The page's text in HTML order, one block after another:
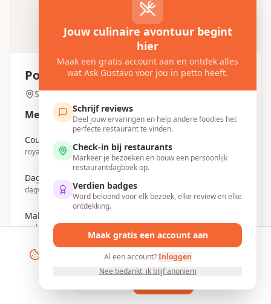
Pot Au Feu Aarschot
Schaluin 68, 3200 Aarschot, Belgium
Menu
Couscous
royale couscous
Dagverse vis
dagverse vis
Malse vleesgerechten
malse vleesgerechten
2meer gerechten
We gebruiken cookies om je ervaring te
verbeteren en ons verkeer te analyseren. Door te
accepteren ga je akkoord met ons cookiebeleid.
Jouw culinaire avontuur begint
hier
Maak een gratis account aan en ontdek alles
wat Ask Gustavo voor jou in petto heeft.
Schrijf reviews
Deel jouw ervaringen en help andere foodies het
perfecte restaurant te vinden.
Check-in bij restaurants
Markeer je bezoeken en bouw een persoonlijk
restaurantdagboek op.
Verdien badges
Word beloond voor elk bezoek, elke review en elke
ontdekking.
Maak gratis een account aan
Al een account? Inloggen
Nee bedankt, ik blijf anoniem